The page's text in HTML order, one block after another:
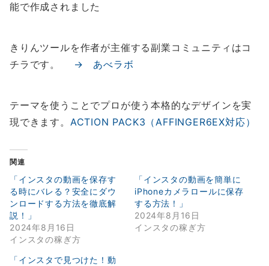
能で作成されました
きりんツールを作者が主催する副業コミュニティはコ
チラです。
→ あべラボ
テーマを使うことでプロが使う本格的なデザインを実
現できます。 ACTION PACK3（AFFINGER6EX対応）
関連
「インスタの動画を保存す
る時にバレる？安全にダウ
ンロードする方法を徹底解
説！」
2024年8月16日
インスタの稼ぎ方
「インスタの動画を簡単に
iPhoneカメラロールに保存
する方法！」
2024年8月16日
インスタの稼ぎ方
「インスタで見つけた！動